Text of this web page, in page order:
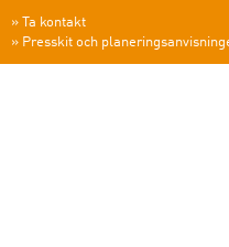
» Ta kontakt
» Presskit och